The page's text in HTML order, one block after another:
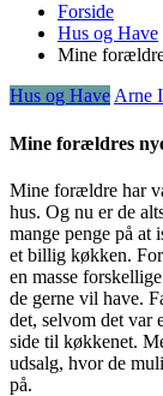
Forside
Hus og Have
Mine
Hus og HaveArne
Mine forældres
Mine forældre har
hus. Og nu er de
mange penge på at
et billig køkken.
en masse
de gerne vil have.
det, selvom det var
side til køkkenet.
udsalg, hvor de
på.